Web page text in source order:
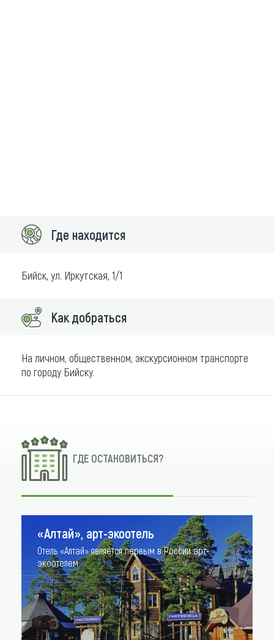
Где находится
Бийск, ул. Иркутская, 1/1
Как добраться
На личном, общественном, экскурсионном транспорте
по городу Бийску.
ГДЕ ОСТАНОВИТЬСЯ?
«Алтай», арт-экоотель
Отель «Алтай» является первым в России арт-
экоотелем.